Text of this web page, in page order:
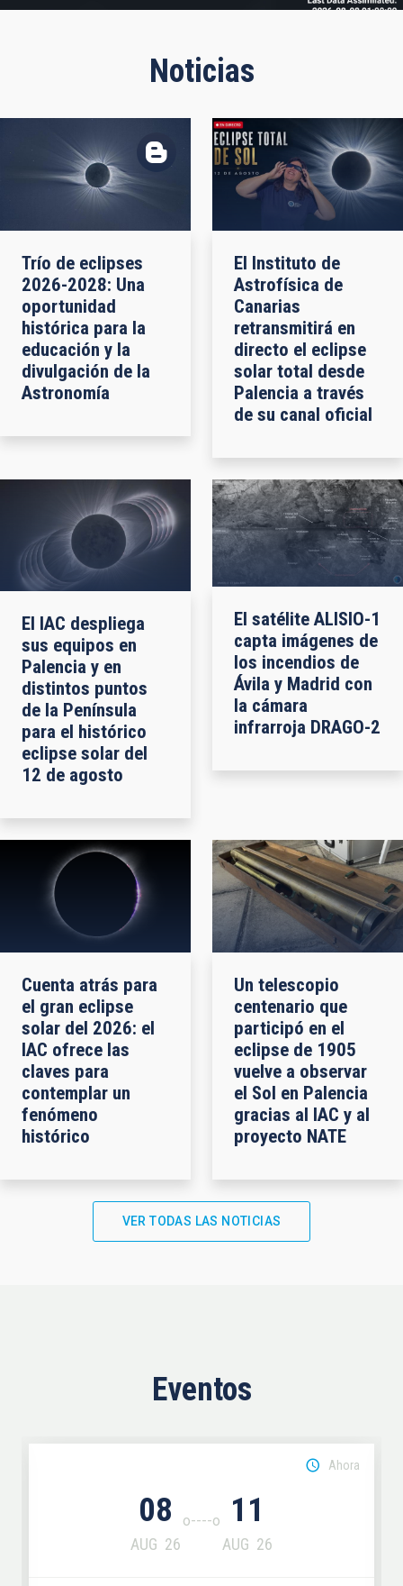
Noticias
Trío de eclipses
2026-2028: Una
oportunidad
histórica para la
educación y la
divulgación de la
Astronomía
El Instituto de
Astrofísica de
Canarias
retransmitirá en
directo el eclipse
solar total desde
Palencia a través
de su canal oficial
El IAC despliega
sus equipos en
Palencia y en
distintos puntos
de la Península
para el histórico
eclipse solar del
12 de agosto
El satélite ALISIO-1
capta imágenes de
los incendios de
Ávila y Madrid con
la cámara
infrarroja DRAGO-2
Cuenta atrás para
el gran eclipse
solar del 2026: el
IAC ofrece las
claves para
contemplar un
fenómeno
histórico
Un telescopio
centenario que
participó en el
eclipse de 1905
vuelve a observar
el Sol en Palencia
gracias al IAC y al
proyecto NATE
VER TODAS LAS NOTICIAS
Eventos
08
AUG 26
11
AUG 26
Ahora